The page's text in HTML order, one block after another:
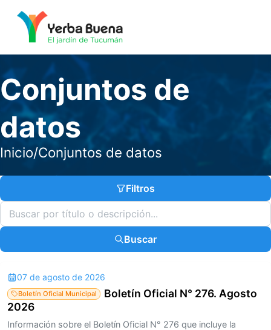
Conjuntos de
datos
Inicio/Conjuntos de datos
Filtros
Buscar
07 de agosto de 2026
Boletín Oficial Municipal
Boletín Oficial N° 276. Agosto
2026
Información sobre el Boletín Oficial N° 276 que incluye la